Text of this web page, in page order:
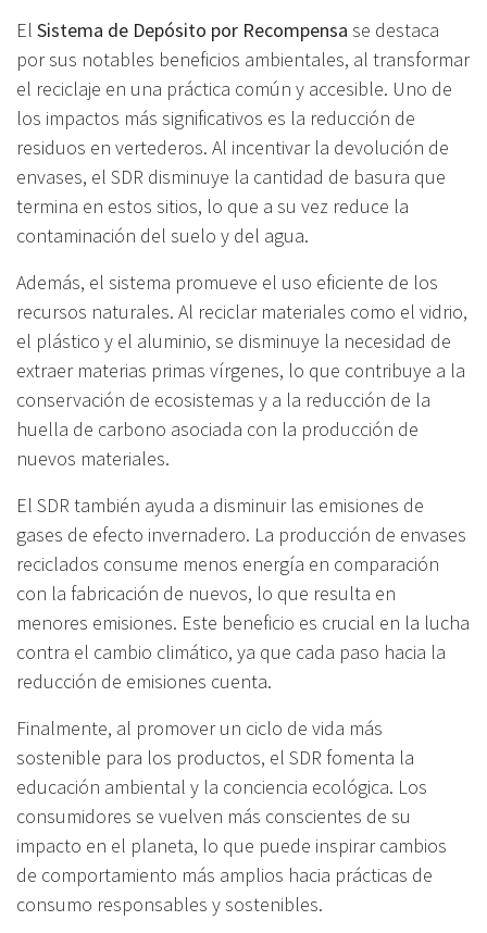
El Sistema de Depósito por Recompensa se destaca
por sus notables beneficios ambientales, al transformar
el reciclaje en una práctica común y accesible. Uno de
los impactos más significativos es la reducción de
residuos en vertederos. Al incentivar la devolución de
envases, el SDR disminuye la cantidad de basura que
termina en estos sitios, lo que a su vez reduce la
contaminación del suelo y del agua.
Además, el sistema promueve el uso eficiente de los
recursos naturales. Al reciclar materiales como el vidrio,
el plástico y el aluminio, se disminuye la necesidad de
extraer materias primas vírgenes, lo que contribuye a la
conservación de ecosistemas y a la reducción de la
huella de carbono asociada con la producción de
nuevos materiales.
El SDR también ayuda a disminuir las emisiones de
gases de efecto invernadero. La producción de envases
reciclados consume menos energía en comparación
con la fabricación de nuevos, lo que resulta en
menores emisiones. Este beneficio es crucial en la lucha
contra el cambio climático, ya que cada paso hacia la
reducción de emisiones cuenta.
Finalmente, al promover un ciclo de vida más
sostenible para los productos, el SDR fomenta la
educación ambiental y la conciencia ecológica. Los
consumidores se vuelven más conscientes de su
impacto en el planeta, lo que puede inspirar cambios
de comportamiento más amplios hacia prácticas de
consumo responsables y sostenibles.